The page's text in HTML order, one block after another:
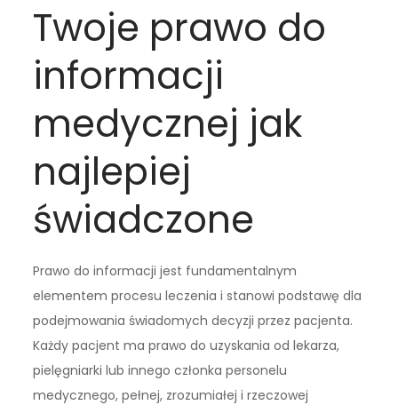
Twoje prawo do
informacji
medycznej jak
najlepiej
świadczone
Prawo do informacji jest fundamentalnym
elementem procesu leczenia i stanowi podstawę dla
podejmowania świadomych decyzji przez pacjenta.
Każdy pacjent ma prawo do uzyskania od lekarza,
pielęgniarki lub innego członka personelu
medycznego, pełnej, zrozumiałej i rzeczowej